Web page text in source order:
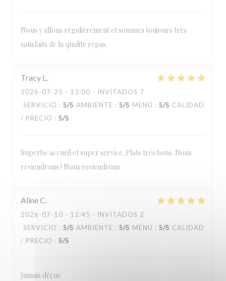
Nous y allons régulièrement et sommes toujours très
satisfaits de la qualité repas.
Tracy L
2026-07-25 - 12:00 - INVITADOS 7
SERVICIO : 5/5 AMBIENTE : 5/5 MENÚ : 5/5 CALIDAD
/ PRECIO : 5/5
Superbe accueil et super service. Plats très bons. Nous
reviendrons ! Nous reviendrons
AlineC
2026-07-10 - 12:45 - INVITADOS 2
SERVICIO : 5/5 AMBIENTE : 5/5 MENÚ : 5/5 CALIDAD
/ PRECIO : 5/5
Jamais déçue